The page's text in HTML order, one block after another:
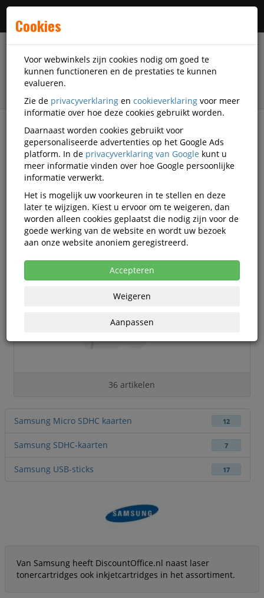
filter
Accessoires Samsung
Samsung accessoires
Samsung Geheugen & opslag
36 artikelen
Samsung Micro SDHC kaarten 12
Samsung SDHC-kaarten 7
Samsung USB-sticks 17
Van Samsung heeft DiscountOffice.nl naast laser
tonercartridges ook inkjetcartridges in het assortiment.
Cookies
Voor webwinkels zijn cookies nodig om goed te
kunnen functioneren en de prestaties te kunnen
evalueren.
Zie de privacyverklaring en cookieverklaring voor meer
informatie over hoe deze cookies gebruikt worden.
Daarnaast worden cookies gebruikt voor
gepersonaliseerde advertenties op het Google Ads
platform. In de privacyverklaring van Google kunt u
meer informatie vinden over hoe Google persoonlijke
informatie verwerkt.
Het is mogelijk uw voorkeuren in te stellen en deze
later te wijzigen. Kiest u ervoor om te weigeren, dan
worden alleen cookies geplaatst die nodig zijn voor de
goede werking van de website en wordt uw bezoek
aan onze website anoniem geregistreerd.
Accepteren
Weigeren
Aanpassen